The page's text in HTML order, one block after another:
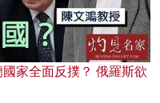
家全面反撲？ 俄羅斯欲